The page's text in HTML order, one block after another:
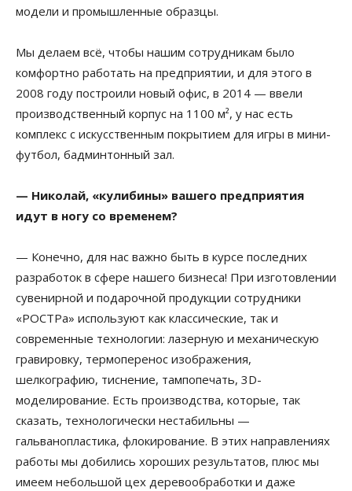
модели и промышленные образцы.
Мы делаем всё, чтобы нашим сотрудникам было
комфортно работать на предприятии, и для этого в
2008 году построили новый офис, в 2014 — ввели
производственный корпус на 1100 м², у нас есть
комплекс с искусственным покрытием для игры в мини-
футбол, бадминтонный зал.
— Николай, «кулибины» вашего предприятия
идут в ногу со временем?
— Конечно, для нас важно быть в курсе последних
разработок в сфере нашего бизнеса! При изготовлении
сувенирной и подарочной продукции сотрудники
«РОСТРа» используют как классические, так и
современные технологии: лазерную и механическую
гравировку, термоперенос изображения,
шелкографию, тиснение, тампопечать, 3D-
моделирование. Есть производства, которые, так
сказать, технологически нестабильны —
гальванопластика, флокирование. В этих направлениях
работы мы добились хороших результатов, плюс мы
имеем небольшой цех деревообработки и даже